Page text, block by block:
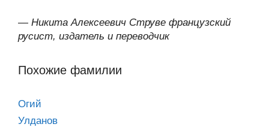
— Никита Алексеевич Струве французский
русист, издатель и переводчик
Похожие фамилии
Огий
Улданов